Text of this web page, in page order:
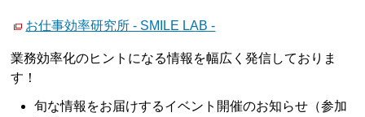
お仕事効率研究所 - SMILE LAB -
業務効率化のヒントになる情報を幅広く発信しておりま
す！
旬な情報をお届けするイベント開催のお知らせ（参加